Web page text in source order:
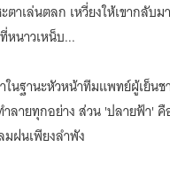
ตาเล่นตลก เหวี่ยงให้เขากลับ
นาวเหน็บ...
ฐานะหัวหน้าทีมแพทย์ผู้เย็นช
ลายทุกอย่าง ส่วน 'ปลายฟ้า' คื
ฝนเพียงลำพัง